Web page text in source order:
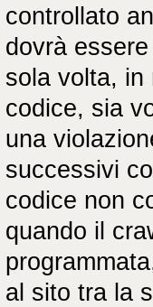
controllato
dovrà
sola volta, in
codice, sia
una
successivi
codice non
quando il
al sito tra la